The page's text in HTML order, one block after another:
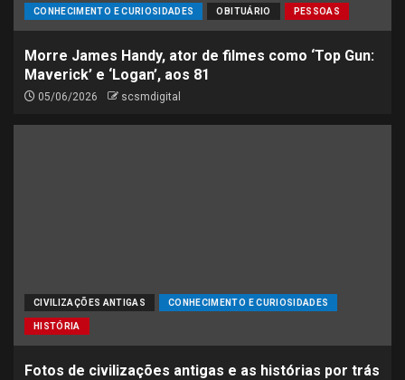
CONHECIMENTO E CURIOSIDADES OBITUÁRIO PESSOAS
Morre James Handy, ator de filmes como ‘Top Gun:
Maverick’ e ‘Logan’, aos 81
05/06/2026 scsmdigital
CIVILIZAÇÕES ANTIGAS CONHECIMENTO E CURIOSIDADES
HISTÓRIA
Fotos de civilizações antigas e as histórias por trás